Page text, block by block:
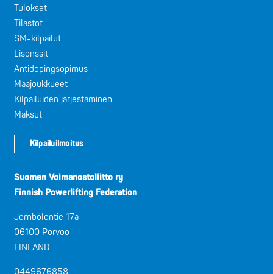
Tulokset
Tilastot
SM-kilpailut
Lisenssit
Antidopingsopimus
Maajoukkueet
Kilpailuiden järjestäminen
Maksut
Kilpailuilmoitus
Suomen Voimanostoliitto ry
Finnish Powerlifting Federation
Jernbölentie 17a
06100 Porvoo
FINLAND
0449676858